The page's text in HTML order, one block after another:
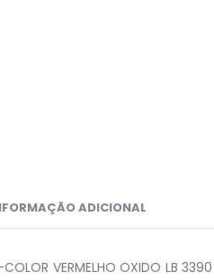
ADICIONAL
VERMELHO OXIDO LB 3390